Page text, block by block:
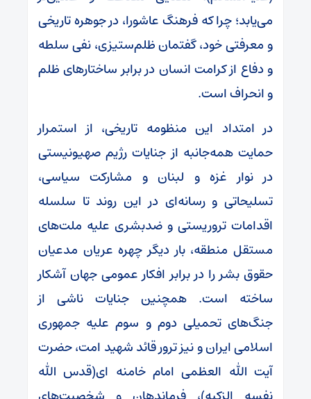
می‌یابد؛ چرا که فرهنگ عاشورا، در جوهره تاریخی
و معرفتی خود، گفتمان ظلم‌ستیزی، نفی سلطه
و دفاع از کرامت انسان در برابر ساختارهای ظلم
و انحراف است.
در امتداد این منظومه تاریخی، از استمرار
حمایت همه‌جانبه از جنایات رژیم صهیونیستی
در نوار غزه و لبنان و مشارکت سیاسی،
تسلیحاتی و رسانه‌ای در این روند تا سلسله
اقدامات تروریستی و ضدبشری علیه ملت‌های
مستقل منطقه، بار دیگر چهره عریان مدعیان
حقوق بشر را در برابر افکار عمومی جهان آشکار
ساخته است. همچنین جنایات ناشی از
جنگ‌های تحمیلی دوم و سوم علیه جمهوری
اسلامی ایران و نیز ترور قائد شهید امت، حضرت
آیت الله العظمی امام خامنه ای‌(قدس الله